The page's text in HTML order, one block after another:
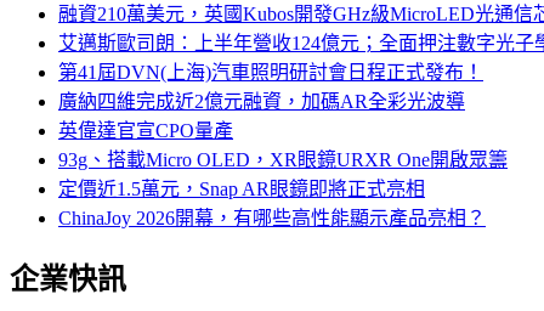
融資210萬美元，英國Kubos開發GHz級MicroLED光通信
艾邁斯歐司朗：上半年營收124億元；全面押注數字光子
第41屆DVN(上海)汽車照明研討會日程正式發布！
廣納四維完成近2億元融資，加碼AR全彩光波導
英偉達官宣CPO量產
93g、搭載Micro OLED，XR眼鏡URXR One開啟眾籌
定價近1.5萬元，Snap AR眼鏡即將正式亮相
ChinaJoy 2026開幕，有哪些高性能顯示產品亮相？
企業快訊